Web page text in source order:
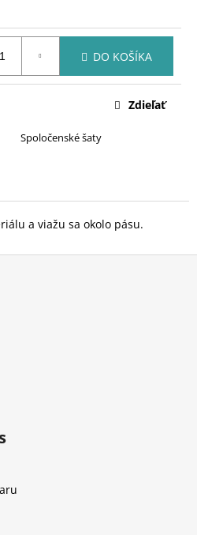
DO KOŠÍKA
Spoločenské šaty
Zdieľať
a viažu sa okolo pásu.